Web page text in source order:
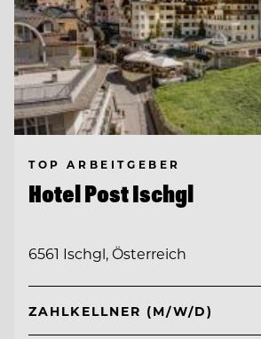
TOP ARBEITGEBER
Hotel Post Ischgl
6561 Ischgl, Österreich
ZAHLKELLNER (M/W/D)